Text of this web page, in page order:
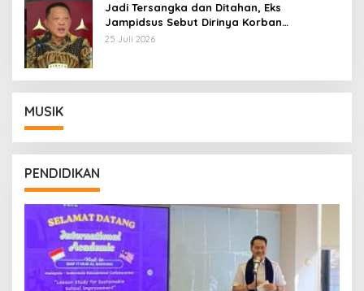
Jadi Tersangka dan Ditahan, Eks
Jampidsus Sebut Dirinya Korban
Kriminalisasi
25 Juli 2026
MUSIK
PENDIDIKAN